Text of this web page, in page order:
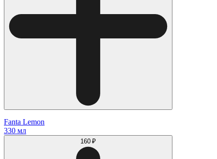
Fanta Lemon
330 мл
160 ₽